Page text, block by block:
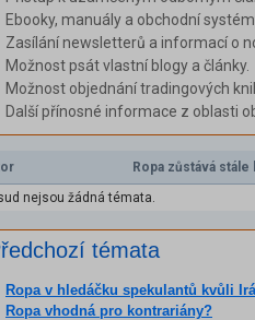
Ebooky, manuály a obchodní
Zasílání newsletterů a informací o
Možnost psát vlastní blogy a články.
Možnost objednání tradingových
Další přínosné informace z oblasti
Ropa zůstává stále
nejsou žádná témata.
témata
Ropa v hledáčku spekulantů kvůli
Ropa vhodná pro kontrariány?